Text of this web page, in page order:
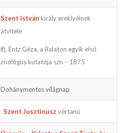
Szent István király ereklyéinek
átvitele
ifj. Entz Géza, a Balaton egyik első
zoológus kutatója szn – 1875
Dohánymentes világnap
Szent Jusztinusz vértanú